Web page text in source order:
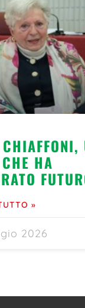
HA
»
2026